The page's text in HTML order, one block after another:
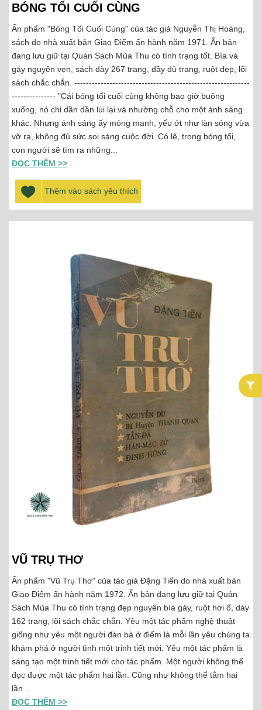
BÓNG TỐI CUỐI CÙNG
Ấn phẩm "Bóng Tối Cuối Cùng" của tác giả Nguyễn Thị Hoàng,
sách do nhà xuất bản Giao Điểm ấn hành năm 1971. Ấn bản
đang lưu giữ tại Quán Sách Mùa Thu có tình trạng tốt. Bìa và
gáy nguyên vẹn, sách dày 267 trang, đầy đủ trang, ruột đẹp, lõi
sách chắc chắn. ------------------------------------------------------------
--------------- "Cái bóng tối cuối cùng không bao giờ buông
xuống, nó chỉ dần dần lùi lại và nhường chỗ cho một ánh sáng
khác. Nhưng ánh sáng ấy mỏng manh, yếu ớt như làn sóng vừa
vỡ ra, không đủ sức soi sáng cuộc đời. Có lẽ, trong bóng tối,
con người sẽ tìm ra những...
ĐỌC THÊM >>
Thêm vào sách yêu thích
VŨ TRỤ THƠ
Ấn phẩm "Vũ Trụ Thơ" của tác giả Đặng Tiến do nhà xuất bản
Giao Điểm ấn hành năm 1972. Ấn bản đang lưu giữ tại Quán
Sách Mùa Thu có tình trạng đẹp nguyên bìa gáy, ruột hơi ố, dày
162 trang, lõi sách chắc chắn. Yêu một tác phẩm nghệ thuật
giống như yêu một người đàn bà ở điểm là mỗi lần yêu chúng ta
khám phá ở người tình một trinh tiết mới. Yêu một tác phẩm là
sáng tạo một trinh tiết mới cho tác phẩm. Một người không thể
đọc được một tác phẩm hai lần. Cũng như không thể tắm hai
lần...
ĐỌC THÊM >>